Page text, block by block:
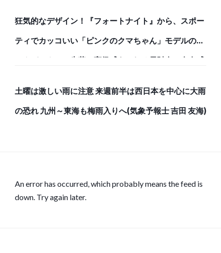
狂気的なデザイン！『フォートナイト』から、スポー
ティでカッコいい「ピンクのクマちゃん」モデルのバ
ックパックと、牛革で高級感あふれる長財布で存在感
土曜は激しい雨に注意 来週前半は西日本を中心に大雨
の恐れ 九州～東海も梅雨入りへ(気象予報士 吉田 友海)
An error has occurred, which probably means the feed is
down. Try again later.